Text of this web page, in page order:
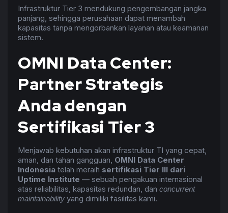
Infrastruktur Tier 3 mendukung pengembangan jangka
panjang, sehingga perusahaan dapat menambah
kapasitas tanpa mengorbankan layanan atau keamanan
sistem.
OMNI Data Center:
Partner Strategis
Anda dengan
Sertifikasi Tier 3
Menjawab kebutuhan akan infrastruktur TI yang cepat,
aman, dan tahan gangguan, OMNI Data Center
Indonesia telah meraih sertifikasi Tier III dari
Uptime Institute — sebuah pengakuan internasional
atas reliabilitas, kapasitas redundan, dan concurrent
maintainability yang dimiliki fasilitas kami.